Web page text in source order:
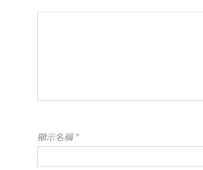
顯示名稱 *